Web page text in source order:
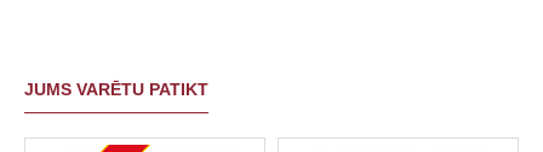
JUMS VARĒTU PATIKT